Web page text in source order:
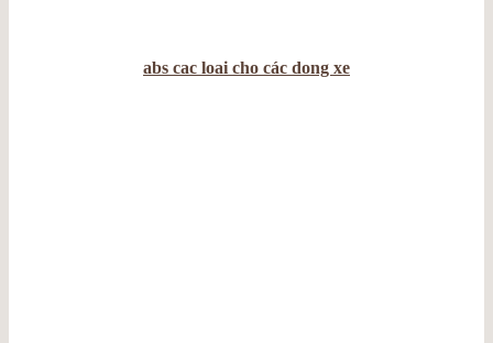
abs cac loai cho các dong xe